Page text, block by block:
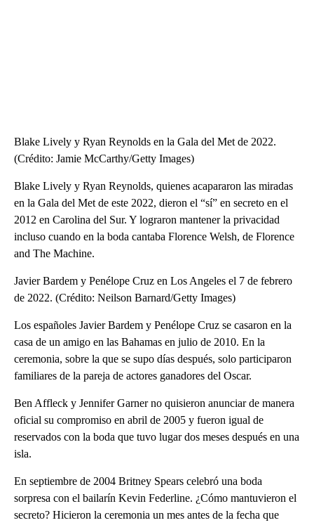
Blake Lively y Ryan Reynolds en la Gala del Met de 2022.
(Crédito: Jamie McCarthy/Getty Images)
Blake Lively y Ryan Reynolds, quienes acapararon las miradas
en la Gala del Met de este 2022, dieron el “sí” en secreto en el
2012 en Carolina del Sur. Y lograron mantener la privacidad
incluso cuando en la boda cantaba Florence Welsh, de Florence
and The Machine.
Javier Bardem y Penélope Cruz en Los Angeles el 7 de febrero
de 2022. (Crédito: Neilson Barnard/Getty Images)
Los españoles Javier Bardem y Penélope Cruz se casaron en la
casa de un amigo en las Bahamas en julio de 2010. En la
ceremonia, sobre la que se supo días después, solo participaron
familiares de la pareja de actores ganadores del Oscar.
Ben Affleck y Jennifer Garner no quisieron anunciar de manera
oficial su compromiso en abril de 2005 y fueron igual de
reservados con la boda que tuvo lugar dos meses después en una
isla.
En septiembre de 2004 Britney Spears celebró una boda
sorpresa con el bailarín Kevin Federline. ¿Cómo mantuvieron el
secreto? Hicieron la ceremonia un mes antes de la fecha que